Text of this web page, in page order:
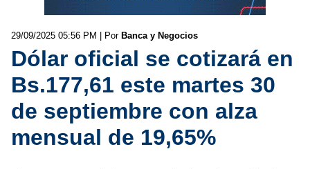
29/09/2025 05:56 PM | Por Banca y Negocios
Dólar oficial se cotizará en
Bs.177,61 este martes 30
de septiembre con alza
mensual de 19,65%